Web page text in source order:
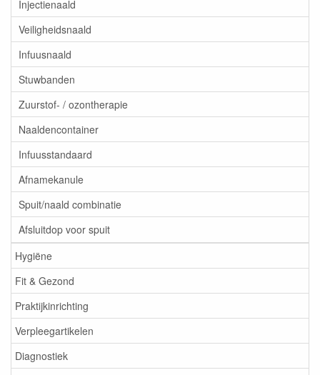
Injectienaald
Veiligheidsnaald
Infuusnaald
Stuwbanden
Zuurstof- / ozontherapie
Naaldencontainer
Infuusstandaard
Afnamekanule
Spuit/naald combinatie
Afsluitdop voor spuit
Hygiëne
Fit & Gezond
Praktijkinrichting
Verpleegartikelen
Diagnostiek